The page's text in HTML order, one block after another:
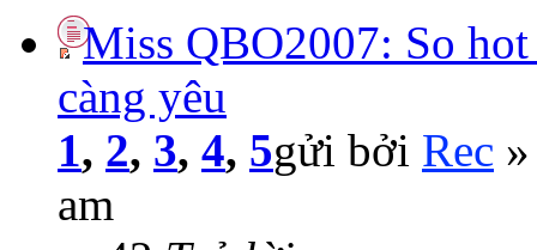
Miss QBO2007: So
càng yêu
1, 2, 3, 4, 5gửi bởi Rec
am